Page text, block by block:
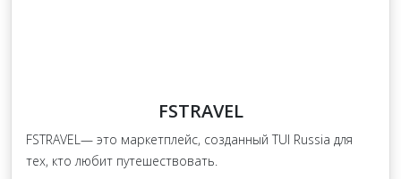
FSTRAVEL
FSTRAVEL— это маркетплейс, созданный TUI Russia для
тех, кто любит путешествовать.